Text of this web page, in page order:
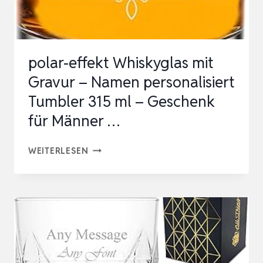
BAR
SPECIAL,
SPEZIELLE
NOSING
polar-effekt Whiskyglas mit
Gravur – Namen personalisiert
Tumbler 315 ml – Geschenk
für Männer …
WEITERLESEN POLAR-
MIT
–
NAMEN